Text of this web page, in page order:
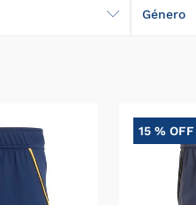
Género
Niños
Unisex
15 % OFF